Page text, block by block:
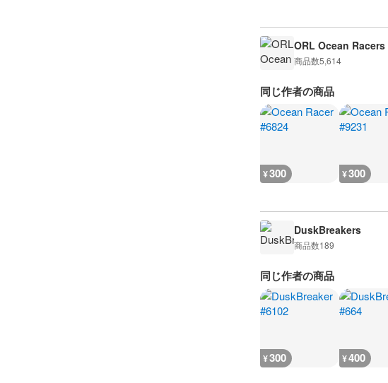
ORL Ocean Racers
商品数5,614
同じ作者の商品
¥300 ¥300
DuskBreakers
商品数189
同じ作者の商品
¥300 ¥400